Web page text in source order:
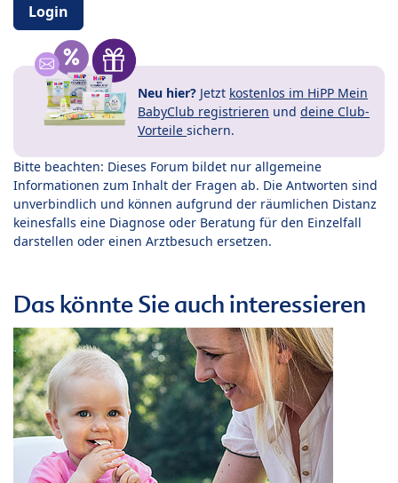
Login
Neu hier? Jetzt kostenlos im HiPP Mein
BabyClub registrieren und deine Club-
Vorteile sichern.
Bitte beachten: Dieses Forum bildet nur allgemeine
Informationen zum Inhalt der Fragen ab. Die Antworten sind
unverbindlich und können aufgrund der räumlichen Distanz
keinesfalls eine Diagnose oder Beratung für den Einzelfall
darstellen oder einen Arztbesuch ersetzen.
Das könnte Sie auch interessieren